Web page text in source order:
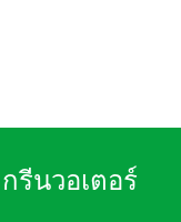
รีนวอเตอร์